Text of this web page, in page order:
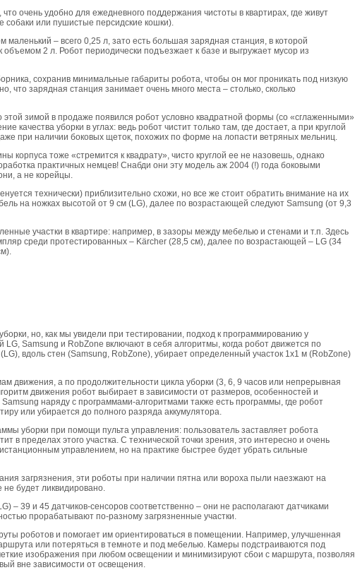
очень удобно для ежедневного поддержания чистоты в квартирах, где живут
или пушистые персидские кошки).
– всего 0,25 л, зато есть большая зарядная станция, в которой
2 л. Робот периодически подъезжает к базе и выгружает мусор из
сохранив минимальные габариты робота, чтобы он мог проникать под низкую
что зарядная станция занимает очень много места – столько, сколько
зимой в продаже появился робот условно квадратной формы (со «сглаженными»
качества уборки в углах: ведь робот чистит только там, где достает, а при круглой
при наличии боковых щеток, похожих по форме на лопасти ветряных мельниц.
корпуса тоже «стремится к квадрату», чисто круглой ее не назовешь, однако
практичных немцев! Снабди они эту модель аж 2004 (!) года боковыми
а не корейцы.
технически) приблизительно схожи, но все же стоит обратить внимание на их
на ножках высотой от 9 см (LG), далее по возрастающей следуют Samsung (от 9,3
участки в квартире: например, в зазоры между мебелью и стенами и т.п. Здесь
среди протестированных – Kärcher (28,5 см), далее по возрастающей – LG (34
но, как мы увидели при тестировании, подход к программированию у
Samsung и RobZone включают в себя алгоритмы, когда робот движется по
вдоль стен (Samsung, RobZone), убирает определенный участок 1х1 м (RobZone)
движения, а по продолжительности цикла уборки (3, 6, 9 часов или непрерывная
движения робот выбирает в зависимости от размеров, особенностей и
наряду с программами-алгоритмами также есть программы, где робот
или убирается до полного разряда аккумулятора.
уборки при помощи пульта управления: пользователь заставляет робота
в пределах этого участка. С технической точки зрения, это интересно и очень
управлением, но на практике быстрее будет убрать сильные
загрязнения, эти роботы при наличии пятна или вороха пыли наезжают на
не будет ликвидировано.
– 39 и 45 датчиков-сенсоров соответственно – они не располагают датчиками
прорабатывают по-разному загрязненные участки.
роботов и помогает им ориентироваться в помещении. Например, улучшенная
или потеряться в темноте и под мебелью. Камеры подстраиваются под
изображения при любом освещении и минимизируют сбои с маршрута, позволяя
вне зависимости от освещения.